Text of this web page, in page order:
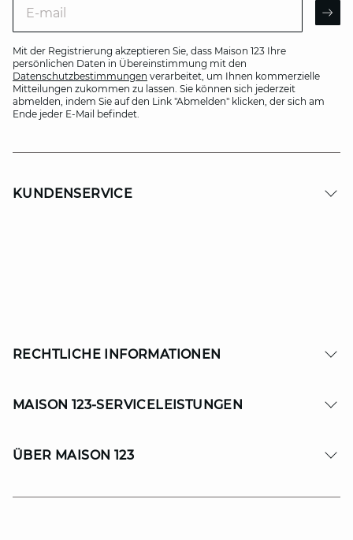
Mit der Registrierung akzeptieren Sie, dass Maison 123 Ihre
persönlichen Daten in Übereinstimmung mit den
Datenschutzbestimmungen verarbeitet, um Ihnen kommerzielle
Mitteilungen zukommen zu lassen. Sie können sich jederzeit
abmelden, indem Sie auf den Link "Abmelden" klicken, der sich am
Ende jeder E-Mail befindet.
KUNDENSERVICE
RECHTLICHE INFORMATIONEN
MAISON 123-SERVICELEISTUNGEN
ÜBER MAISON 123